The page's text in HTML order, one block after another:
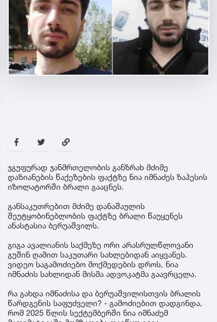
ჯგუფურად ჯანმრთელობის განზრახ მძიმე
დაზიანების წაქეზების ფაქტზე ნია იმნაძეს ზაჰესის
იზოლატორში ბრალი გააცნეს.
განსაკუთრებით მძიმე დანაშაულის
შეუტყობინებლობის ფაქტზე ბრალი წაუყენეს
ანასტასია ბერუაშვილს.
გიგა ავალიანის საქმეზე ორი არასრულწლოვანი
გუშინ ღამით საკუთარი სახლებიდან აიყვანეს.
ვიდეო საგამოძიებო მოქმედების დროს, ნია
იმნაძის სახლიდან მისმა ადვოკატმა გაავრცელა.
რა გახდა იმნაძისა და ბერუაშვილისთვის ბრალის
წარდგენის საფუძველი? - გამოძიებით დადგინდა,
რომ 2025 წლის სექტემბერში ნია იმნაძემ